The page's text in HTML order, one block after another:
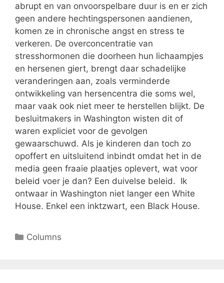
abrupt en van onvoorspelbare duur is en er zich
geen andere hechtingspersonen aandienen,
komen ze in chronische angst en stress te
verkeren. De overconcentratie van
stresshormonen die doorheen hun lichaampjes
en hersenen giert, brengt daar schadelijke
veranderingen aan, zoals verminderde
ontwikkeling van hersencentra die soms wel,
maar vaak ook niet meer te herstellen blijkt. De
besluitmakers in Washington wisten dit of
waren expliciet voor de gevolgen
gewaarschuwd. Als je kinderen dan toch zo
opoffert en uitsluitend inbindt omdat het in de
media geen fraaie plaatjes oplevert, wat voor
beleid voer je dan? Een duivelse beleid. Ik
ontwaar in Washington niet langer een White
House. Enkel een inktzwart, een Black House.
Columns